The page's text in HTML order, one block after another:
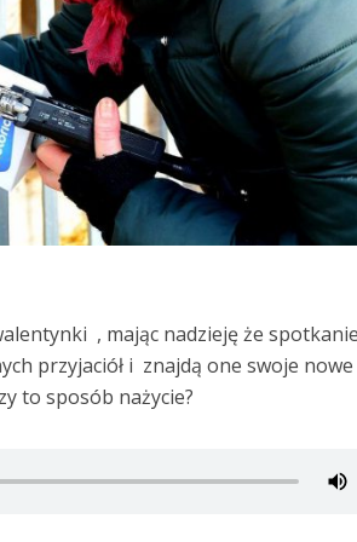
, mając nadzieję że
przyjaciół i znajdą one swoje nowe
to sposób nażycie?